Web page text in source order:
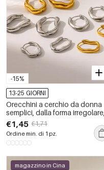
-15%
13-25 GIORNI
Orecchini a cerchio da donna
semplici, dalla forma irregolare,
in acciaio inossidabile
impermeabile color oro.
€1,45 €1,71
Ordine min. di 1 pz.
magazzino in Cina